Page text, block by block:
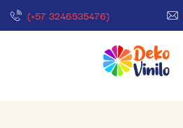
(+57 3246535476)